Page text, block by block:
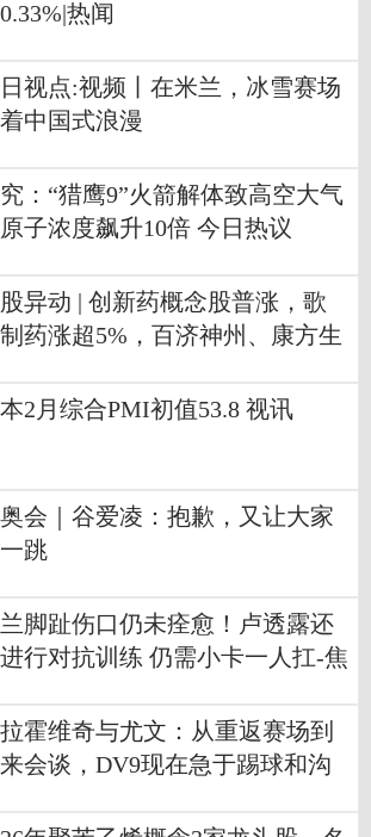
热闻
视点:视频丨在米兰，冰雪赛场
中国式浪漫
：“猎鹰9”火箭解体致高空大气
子浓度飙升10倍 今日热议
异动 | 创新药概念股普涨，歌
药涨超5%，百济神州、康方生
2月综合PMI初值53.8 视讯
会｜谷爱凌：抱歉，又让大家
跳
脚趾伤口仍未痊愈！卢透露还
行对抗训练 仍需小卡一人扛-焦
霍维奇与尤文：从重返赛场到
会谈，DV9现在急于踢球和沟